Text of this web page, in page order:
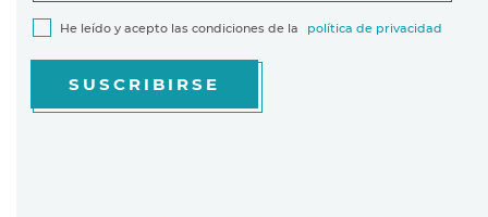
He leído y acepto las condiciones de la política de privacidad
SUSCRIBIRSE